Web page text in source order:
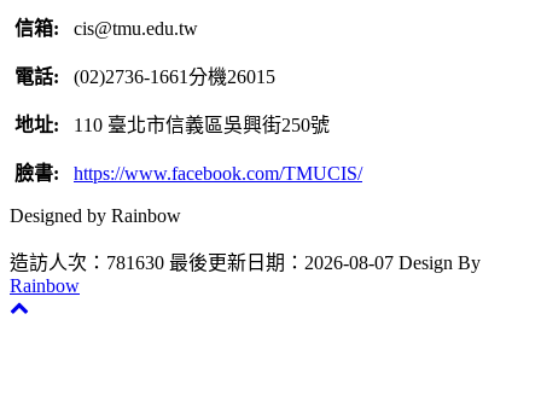
信箱: cis@tmu.edu.tw
電話: (02)2736-1661分機26015
地址: 110 臺北市信義區吳興街250號
臉書: https://www.facebook.com/TMUCIS/
Designed by Rainbow
造訪人次：781630 最後更新日期：2026-08-07 Design By
Rainbow